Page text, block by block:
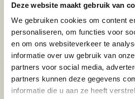
Deze website maakt gebruik van
We gebruiken cookies om content
personaliseren, om functies voor
en om ons websiteverkeer te
informatie over uw gebruik van
partners voor social media,
partners kunnen deze gegevens
informatie die u aan ze heeft
mit nach Hause nehmen können.
leckere Tasse Kaffee mit Zeeuwse
Mit Ihrem Hof van Zeelandpass
auf den aktuellen Eintrittspreis für
diesem besonderen Museum. Kinder
Jahre haben kostenlosen Zutritt.
Buchen Sie Ihren Besuch im